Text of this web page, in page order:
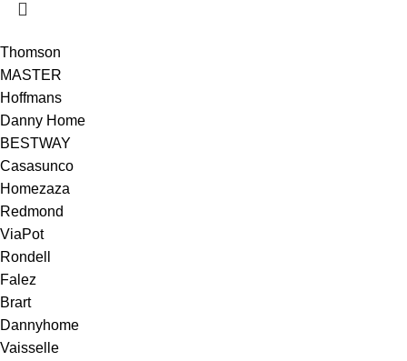
Thomson
MASTER
Hoffmans
Danny Home
BESTWAY
Casasunco
Homezaza
Redmond
ViaPot
Rondell
Falez
Brart
Dannyhome
Vaisselle